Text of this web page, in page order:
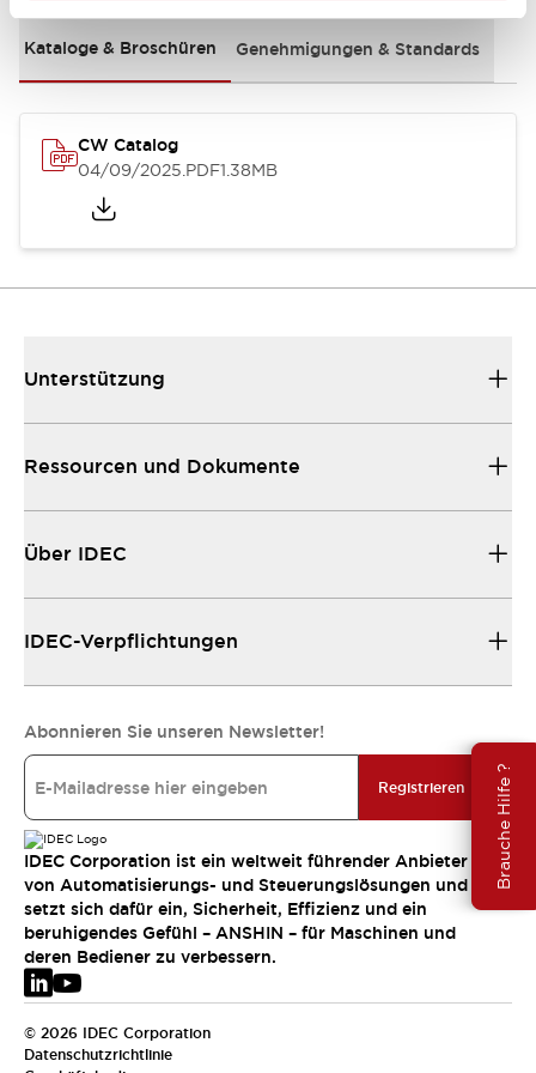
Brauche Hilfe ?
Kataloge & Broschüren Genehmigungen & Standards
CW Catalog
04/09/2025.PDF1.38MB
Unterstützung
Ressourcen und Dokumente
Über IDEC
IDEC-Verpflichtungen
Abonnieren Sie unseren Newsletter!
Registrieren
IDEC Corporation ist ein weltweit führender Anbieter
von Automatisierungs- und Steuerungslösungen und
setzt sich dafür ein, Sicherheit, Effizienz und ein
beruhigendes Gefühl – ANSHIN – für Maschinen und
deren Bediener zu verbessern.
© 2026 IDEC Corporation
Datenschutzrichtlinie